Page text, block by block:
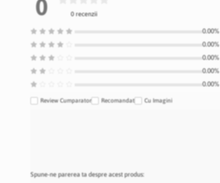
0 0 recenzii
Review Cumparator Recomandat Cu Imagini
Spune-ne parerea ta despre acest produs: